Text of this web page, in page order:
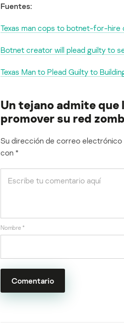
Fuentes:
Texas man cops to botnet-for-hire
Botnet creator will plead guilty to
Texas Man to Plead Guilty to
Un tejano admite
promover su red
Su dirección de correo electrónico
con *
Nombre *